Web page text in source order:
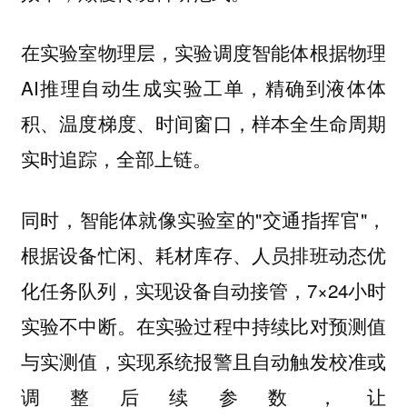
在实验室物理层，实验调度智能体根据物理
AI推理自动生成实验工单，精确到液体体
积、温度梯度、时间窗口，样本全生命周期
实时追踪，全部上链。
同时，智能体就像实验室的"交通指挥官"，
根据设备忙闲、耗材库存、人员排班动态优
化任务队列，实现设备自动接管，7×24小时
实验不中断。在实验过程中持续比对预测值
与实测值，实现系统报警且自动触发校准或
调整后续参数，让